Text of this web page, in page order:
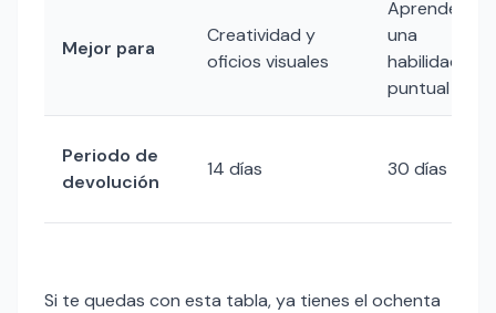
Mejor para
Creatividad y
oficios visuales
Aprender
una
habilidad
puntual ya
Periodo de
devolución
14 días 30 días
Si te quedas con esta tabla, ya tienes el ochenta